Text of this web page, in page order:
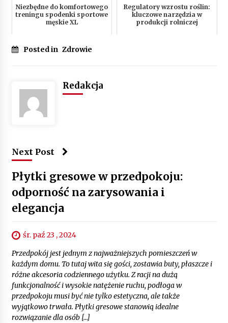
Niezbędne do komfortowego
treningu spodenki sportowe
męskie XL
Regulatory wzrostu roślin:
kluczowe narzędzia w
produkcji rolniczej
Posted in Zdrowie
Redakcja
Next Post
Płytki gresowe w przedpokoju:
odporność na zarysowania i
elegancja
śr. paź 23 , 2024
Przedpokój jest jednym z najważniejszych pomieszczeń w
każdym domu. To tutaj wita się gości, zostawia buty, płaszcze i
różne akcesoria codziennego użytku. Z racji na dużą
funkcjonalność i wysokie natężenie ruchu, podłoga w
przedpokoju musi być nie tylko estetyczna, ale także
wyjątkowo trwała. Płytki gresowe stanowią idealne
rozwiązanie dla osób […]